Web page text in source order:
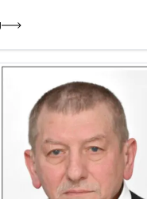
Сина і вірує в Нього, мав